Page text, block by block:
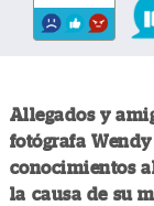
Allegados y
fotógrafa
conocimientos
la causa de su